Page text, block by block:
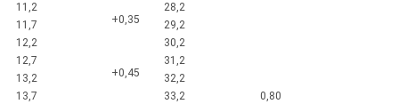
11,2
+0,35
28,2
11,7
29,2
12,2
30,2
12,7
+0,45
31,2
13,2
32,2
13,7
33,2
0,80